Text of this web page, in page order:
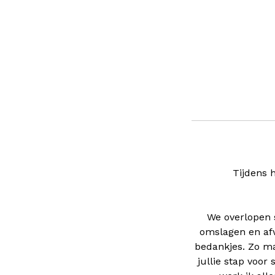
Tijdens
We
omslagen en
bedankjes. Zo
jullie stap voor